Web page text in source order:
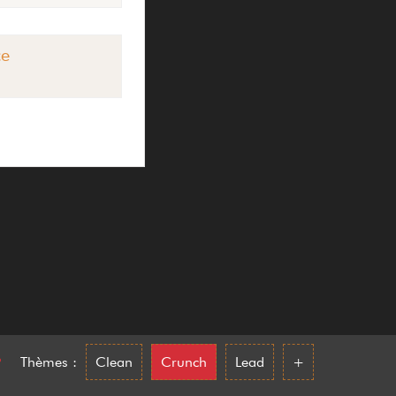
Thèmes : Clean Crunch Lead +